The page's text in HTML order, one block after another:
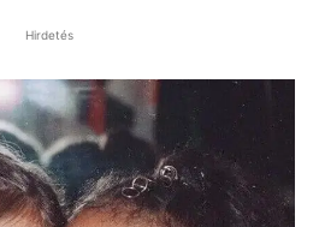
Hirdetés